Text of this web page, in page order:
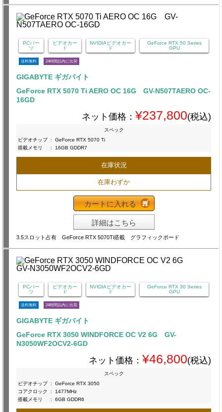
PCパー
ツ
ビデオカー
ド
NVIDIAビデオカー
ド
GeForce RTX 50 Series
GPU
送料無料 24時間以内に出荷
GIGABYTE ギガバイト
GeForce RTX 5070 Ti AERO OC 16G GV-N507TAERO OC-
16GD
ネット価格： ¥237,800(税込)
スペック
ビデオチップ :
GeForce RTX 5070 Ti
搭載メモリ
: 16GB GDDR7
在庫状況
在庫わずか
カートに入れる
詳細はこちら
3.5スロット占有 GeForce RTX 5070Ti搭載 グラフィックボード
PCパー
ツ
ビデオカー
ド
NVIDIAビデオカー
ド
GeForce RTX 30 Series
GPU
送料無料 24時間以内に出荷
GIGABYTE ギガバイト
GeForce RTX 3050 WINDFORCE OC V2 6G GV-
N3050WF2OCV2-6GD
ネット価格： ¥46,800(税込)
スペック
ビデオチップ :
GeForce RTX 3050
コアクロック
:
1477MHz
搭載メモリ
: 6GB GDDR6